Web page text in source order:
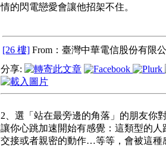
情的閃電戀愛會讓他招架不住。
[26 樓] From：臺灣中華電信股份有限
分享:
2、選「站在最旁邊的角落」的朋友你
讓你心跳加速開始有感覺：這類型的
交接或者親密的動作…等等，會被這